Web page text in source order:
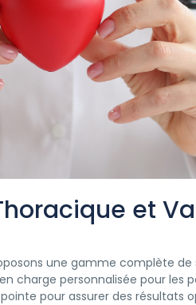
et
une gamme complète
charge personnalisée pour
pour assurer des résultats